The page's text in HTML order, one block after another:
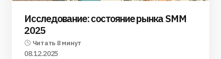
Исследование: состояние рынка SMM
2025
Читать 8 минут
08.12.2025